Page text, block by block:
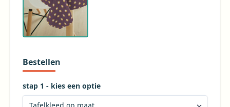
Bestellen
stap 1 - kies een optie